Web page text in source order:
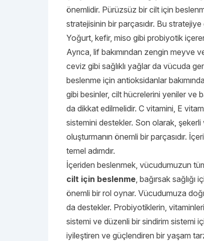
önemlidir. Pürüzsüz bir cilt için
stratejisinin bir parçasıdır. Bu
Yoğurt, kefir, miso gibi probiyotik
Ayrıca, lif bakımından zengin meyve
ceviz gibi sağlıklı yağlar da vücuda
beslenme için antioksidanlar
gibi besinler, cilt hücrelerini yeniler ve
da dikkat edilmelidir. C vitamini, E
sistemini destekler. Son olarak, şekerli
oluşturmanın önemli bir parçasıdır.
temel adımdır.
İçeriden beslenmek, vücudumuzun
cilt için beslenme, bağırsak sağlığı
önemli bir rol oynar. Vücudumuza
da destekler. Probiyotiklerin,
sistemi ve düzenli bir sindirim sistemi
iyileştiren ve güçlendiren bir yaşam